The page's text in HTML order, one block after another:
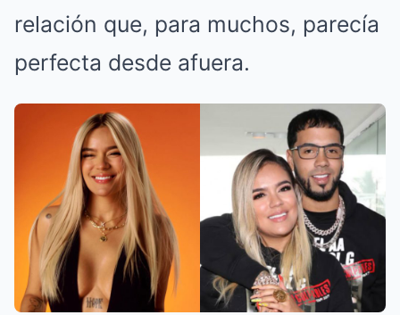
relación que, para muchos, parecía
perfecta desde afuera.